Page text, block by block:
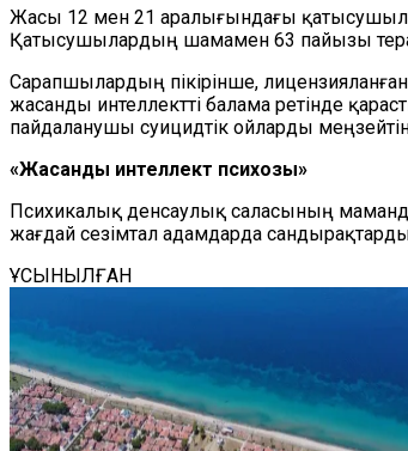
Жасы 12 мен 21 аралығындағы қатысушылар
Қатысушылардың шамамен 63 пайызы
Сарапшылардың пікірінше,
жасанды интеллектті балама ретінде
пайдаланушы суицидтік ойларды
«Жасанды интеллект психозы»
Психикалық денсаулық саласының
жағдай сезімтал адамдарда
ҰСЫНЫЛҒАН